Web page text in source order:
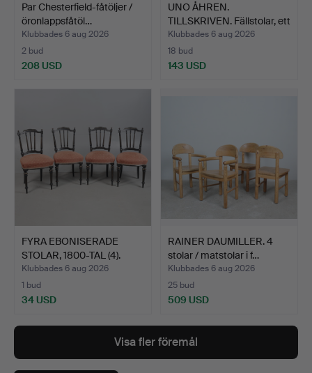
Par Chesterfield-fåtöljer /
öronlappsfåtöl…
Klubbades 6 aug 2026
2 bud
208 USD
UNO ÅHREN.
TILLSKRIVEN. Fällstolar, ett
pa…
Klubbades 6 aug 2026
18 bud
143 USD
FYRA EBONISERADE
STOLAR, 1800-TAL (4).
Klubbades 6 aug 2026
1 bud
34 USD
RAINER DAUMILLER. 4
stolar / matstolar i f…
Klubbades 6 aug 2026
25 bud
509 USD
Visa fler föremål